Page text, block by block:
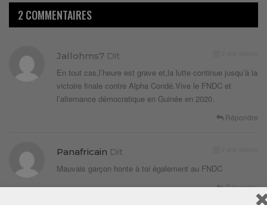
2 COMMENTAIRES
Jallohms7 Dit
En tout cas,l’heure est grave et,la lutte continue jusqu’à la
victoire finale contre Alpha Condé.Vive le FNDC et
l’alternance démocratique en Guinée en 2020.
Répondre
Panafricain Dit
Mauvais garçon honte à toi également au FNDC
Répondre